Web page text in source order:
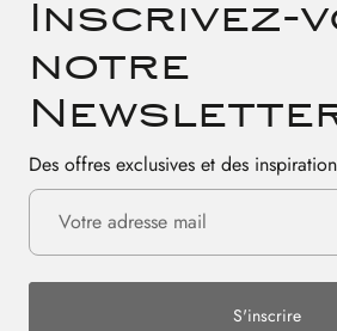
Inscrivez-
notre
Des offres exclusives et des
S'inscrire